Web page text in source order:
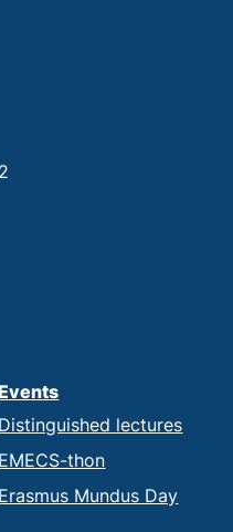
Distinguished lectures
EMECS-thon
Erasmus Mundus Day